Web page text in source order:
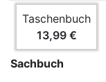
Taschenbuch
13,99 €
Sachbuch